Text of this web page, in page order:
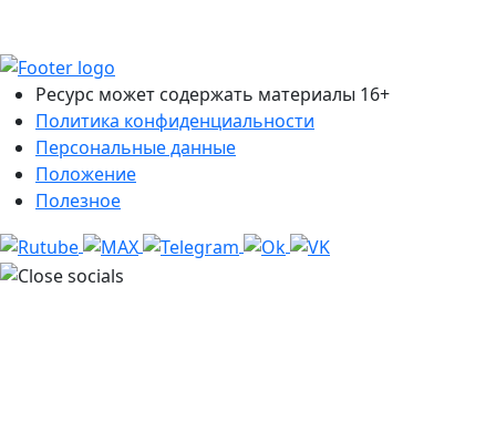
Ресурс может содержать материалы 16+
Политика конфиденциальности
Персональные данные
Положение
Полезное